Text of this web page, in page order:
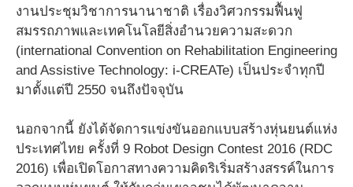
งานประชุมวิชาการนานาชาติ เรื่องวิศวกรรมฟื้นฟู
สมรรถภาพและเทคโนโลยีสิ่งอำนวยความสะดวก
(international Convention on Rehabilitation Engineering
and Assistive Technology: i-CREATe) เป็นประจำทุกปี
มาตั้งแต่ปี 2550 จนถึงปัจจุบัน
นอกจากนี้ ยังได้จัดการแข่งขันออกแบบสร้างหุ่นยนต์แห่ง
ประเทศไทย ครั้งที่ 9 Robot Design Contest 2016 (RDC
2016) เพื่อเปิดโอกาสทางความคิดริเริ่มสร้างสรรค์ในการ